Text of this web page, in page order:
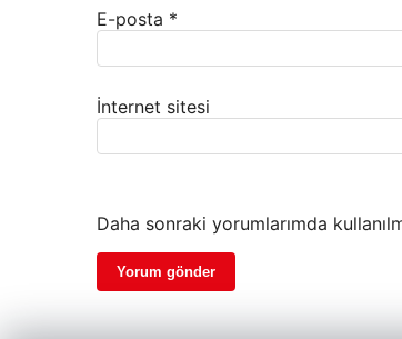
E-posta *
İnternet sitesi
Daha sonraki yorumlarımda